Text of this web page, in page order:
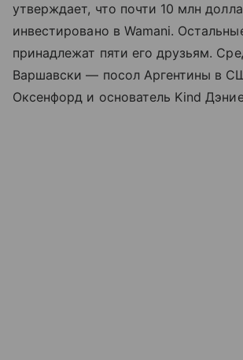
утверждает, что почти 10 млн
инвестировано в Wamani.
принадлежат пяти его друзьям.
Варшавски — посол Аргентины в
Оксенфорд и основатель Kind